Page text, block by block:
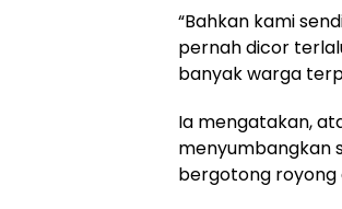
“Bahkan kami
pernah dicor
banyak warga
Ia mengatakan,
menyumbangkan
bergotong royong